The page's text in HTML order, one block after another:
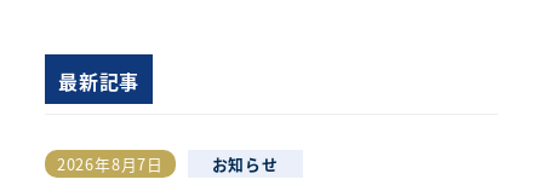
最新記事
投稿日
2026年8月7日 お知らせ